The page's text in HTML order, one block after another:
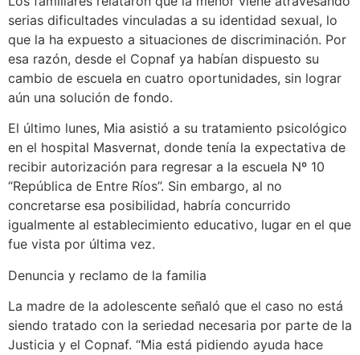
serias dificultades vinculadas a su identidad sexual, lo
que la ha expuesto a situaciones de discriminación. Por
esa razón, desde el Copnaf ya habían dispuesto su
cambio de escuela en cuatro oportunidades, sin lograr
aún una solución de fondo.
El último lunes, Mia asistió a su tratamiento psicológico
en el hospital Masvernat, donde tenía la expectativa de
recibir autorización para regresar a la escuela Nº 10
“República de Entre Ríos”. Sin embargo, al no
concretarse esa posibilidad, habría concurrido
igualmente al establecimiento educativo, lugar en el que
fue vista por última vez.
Denuncia y reclamo de la familia
La madre de la adolescente señaló que el caso no está
siendo tratado con la seriedad necesaria por parte de la
Justicia y el Copnaf. “Mia está pidiendo ayuda hace